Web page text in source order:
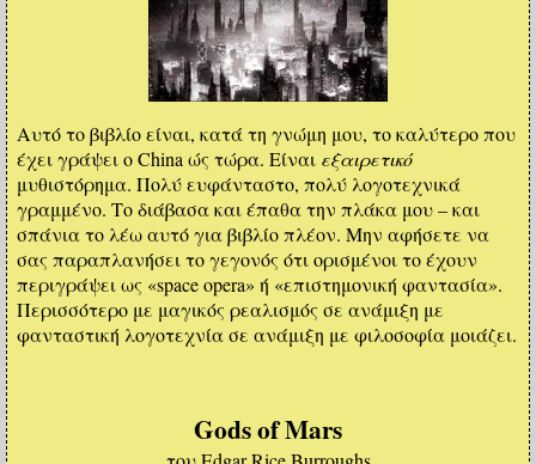
Αυτό το βιβλίο είναι, κατά τη γνώμη μου, το καλύτερο που
έχει γράψει ο China ώς τώρα. Είναι εξαιρετικό
μυθιστόρημα. Πολύ ευφάνταστο, πολύ λογοτεχνικά
γραμμένο. Το διάβασα και έπαθα την πλάκα μου – και
σπάνια το λέω αυτό για βιβλίο πλέον. Μην αφήσετε να
σας παραπλανήσει το γεγονός ότι ορισμένοι το έχουν
περιγράψει ως «space opera» ή «επιστημονική φαντασία».
Περισσότερο με μαγικός ρεαλισμός σε ανάμιξη με
φανταστική λογοτεχνία σε ανάμιξη με φιλοσοφία μοιάζει.
Gods of Mars